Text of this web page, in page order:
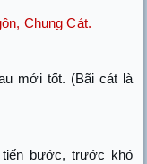
Chung Cát.
mới tốt. (Bãi cát là
bước, trước khó